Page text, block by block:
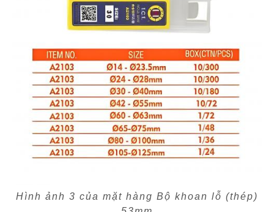
Hình ảnh 3 của mặt hàng Bộ khoan lỗ (thép)